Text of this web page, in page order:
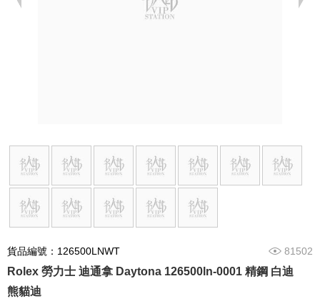
貨品編號：126500LNWT 81502
Rolex 勞力士 迪通拿 Daytona 126500ln-0001 精鋼 白迪
熊貓迪